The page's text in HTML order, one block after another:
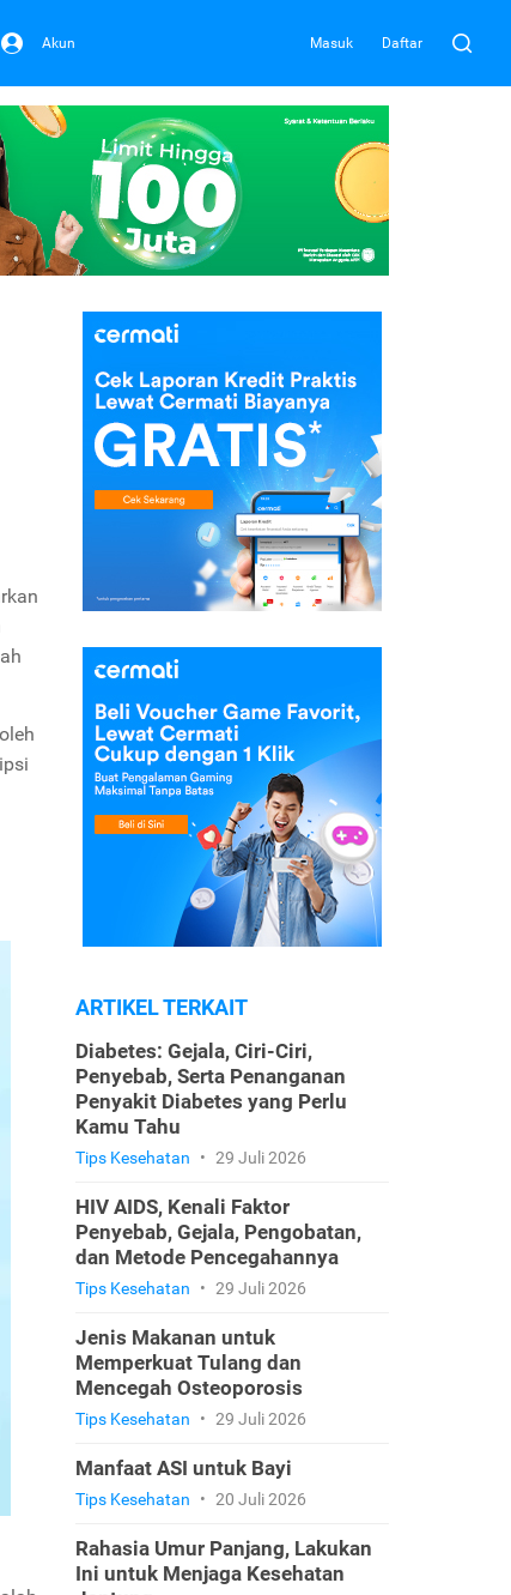
Akun Masuk Daftar
ARTIKEL TERKAIT
Diabetes: Gejala, Ciri-Ciri,
Penyebab, Serta Penanganan
Penyakit Diabetes yang Perlu
Kamu Tahu
Tips Kesehatan • 29 Juli 2026
HIV AIDS, Kenali Faktor
Penyebab, Gejala, Pengobatan,
dan Metode Pencegahannya
Tips Kesehatan • 29 Juli 2026
Jenis Makanan untuk
Memperkuat Tulang dan
Mencegah Osteoporosis
Tips Kesehatan • 29 Juli 2026
Manfaat ASI untuk Bayi
Tips Kesehatan • 20 Juli 2026
Rahasia Umur Panjang, Lakukan
Ini untuk Menjaga Kesehatan